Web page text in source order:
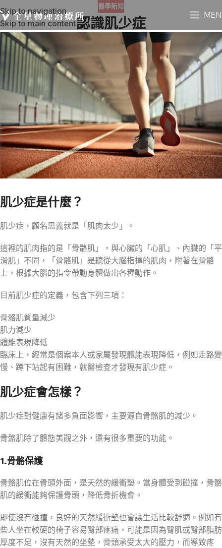
Skip to navigation
Skip to main content
醫學新知
認識肌少症
肌少症是什麼？
肌少症，顧名思義就是「肌肉太少」。
這裡的肌肉指的是「骨骼肌」，與心臟的「心肌」、內臟的「平
滑肌」不同，「骨骼肌」是聽從大腦指揮的肌肉，附著在骨骼
上，根據大腦的指令帶動身體做出各種動作。
目前肌少症的定義，包含下列三項：
骨骼肌質量減少
肌力減少
體能表現降低
臨床上，經常是個案本人或家屬發現體能表現降低，例如走路變
慢、蹲下站起有困難，就醫檢查才發現有肌少症。
肌少症會怎樣？
肌少症對健康有諸多負面影響，主要源自骨骼肌的減少。
骨骼肌除了體態美觀之外，還有很多重要的功能。
1.骨骼保護
骨骼肌位在骨頭外面，是天然的緩衝墊。當身體受到碰撞，骨骼
肌的緩衝能夠保護骨頭，降低骨折機會。
即使沒有碰撞，良好的天然緩衝墊也會讓生活比較舒適。例如有
些人坐在較硬的椅子容易臀部疼痛，可能是因為臀肌或臀部脂肪
厚度不足，沒有天然的坐墊，骨頭承受太大的壓力，而導致疼